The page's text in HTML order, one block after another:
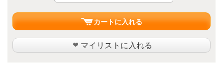
カートに入れる
マイリストに入れる